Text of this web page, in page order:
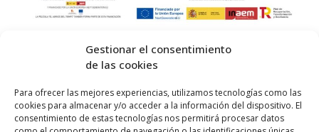
Gestionar el consentimiento
de las cookies
Para ofrecer las mejores experiencias, utilizamos tecnologías como las
cookies para almacenar y/o acceder a la información del dispositivo. El
consentimiento de estas tecnologías nos permitirá procesar datos
by QM.